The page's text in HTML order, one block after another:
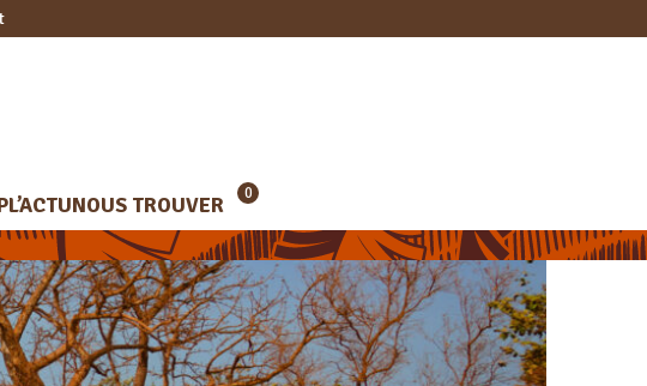
L’ACTUNOUS TROUVER 0